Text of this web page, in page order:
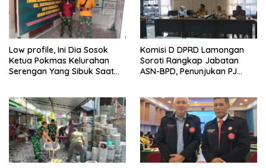
Low profile, Ini Dia Sosok
Ketua Pokmas Kelurahan
Serengan Yang Sibuk Saat
Komisi D DPRD Lamongan
Soroti Rangkap Jabatan
ASN-BPD, Penunjukan PJ